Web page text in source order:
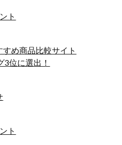
ト
すめ商品比較サイト
3位に選出！
ト